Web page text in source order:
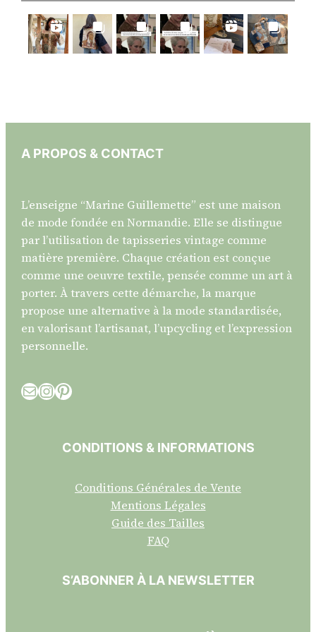
A PROPOS & CONTACT
L’enseigne “Marine Guillemette” est une maison
de mode fondée en Normandie. Elle se distingue
par l’utilisation de tapisseries vintage comme
matière première. Chaque création est conçue
comme une oeuvre textile, pensée comme un art à
porter. À travers cette démarche, la marque
propose une alternative à la mode standardisée,
en valorisant l’artisanat, l’upcycling et l’expression
personnelle.
E-mail InstagramPinterest
CONDITIONS & INFORMATIONS
Conditions Générales de Vente
Mentions Légales
Guide des Tailles
FAQ
S’ABONNER À LA NEWSLETTER